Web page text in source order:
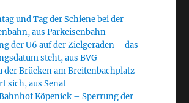
und Tag der Schiene bei der
aus Parkeisenbahn
der U6 auf der Zielgeraden – das
steht, aus BVG
der Brücken am Breitenbachplatz
sich, aus Senat
Köpenick – Sperrung der